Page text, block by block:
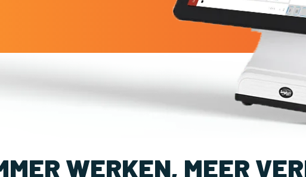
WERKEN, MEER